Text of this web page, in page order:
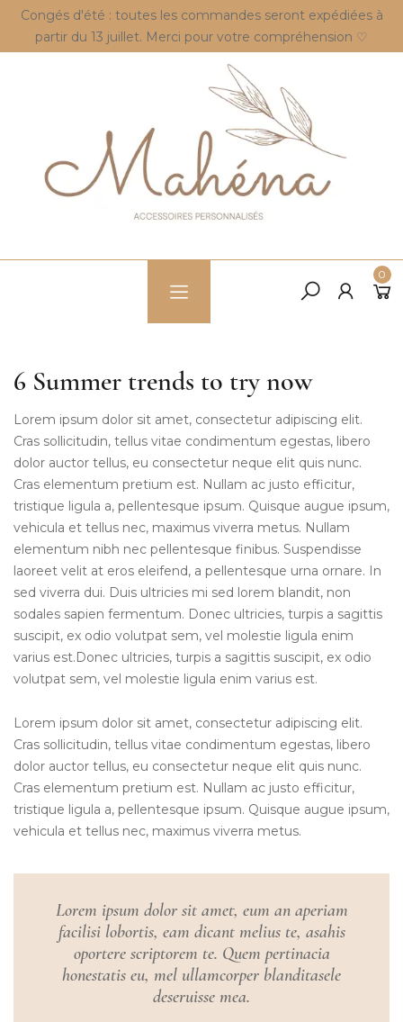
Congés d'été : toutes les commandes seront expédiées à
partir du 13 juillet. Merci pour votre compréhension ♡
0
6 Summer trends to try now
Lorem ipsum dolor sit amet, consectetur adipiscing elit.
Cras sollicitudin, tellus vitae condimentum egestas, libero
dolor auctor tellus, eu consectetur neque elit quis nunc.
Cras elementum pretium est. Nullam ac justo efficitur,
tristique ligula a, pellentesque ipsum. Quisque augue ipsum,
vehicula et tellus nec, maximus viverra metus. Nullam
elementum nibh nec pellentesque finibus. Suspendisse
laoreet velit at eros eleifend, a pellentesque urna ornare. In
sed viverra dui. Duis ultricies mi sed lorem blandit, non
sodales sapien fermentum. Donec ultricies, turpis a sagittis
suscipit, ex odio volutpat sem, vel molestie ligula enim
varius est.Donec ultricies, turpis a sagittis suscipit, ex odio
volutpat sem, vel molestie ligula enim varius est.
Lorem ipsum dolor sit amet, consectetur adipiscing elit.
Cras sollicitudin, tellus vitae condimentum egestas, libero
dolor auctor tellus, eu consectetur neque elit quis nunc.
Cras elementum pretium est. Nullam ac justo efficitur,
tristique ligula a, pellentesque ipsum. Quisque augue ipsum,
vehicula et tellus nec, maximus viverra metus.
Lorem ipsum dolor sit amet, eum an aperiam
facilisi lobortis, eam dicant melius te, asahis
oportere scriptorem te. Quem pertinacia
honestatis eu, mel ullamcorper blanditasele
deseruisse mea.